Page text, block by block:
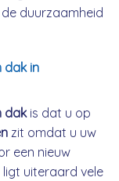
duurzaamheid
dak in
dakis dat u op
zit omdat u uw
een nieuw
uiteraard vele